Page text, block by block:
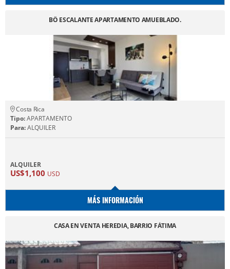
BÖ ESCALANTE APARTAMENTO AMUEBLADO.
Costa Rica
Tipo:APARTAMENTO
Para:ALQUILER
ALQUILER
US$1,100 USD
MÁS INFORMACIÓN
CASA EN VENTA HEREDIA, BARRIO FÁTIMA